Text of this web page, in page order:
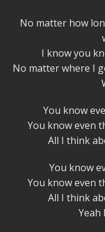
No matter how
I know you
No matter where I
You know
You know even
All I think
You know
You know even
All I think
Yeah